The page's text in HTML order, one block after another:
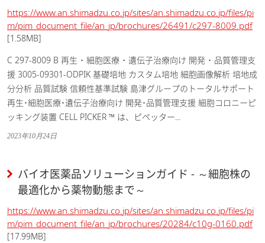
https://www.an.shimadzu.co.jp/sites/an.shimadzu.co.jp/files/pi
m/pim_document_file/an_jp/brochures/26491/c297-8009.pdf
[1.58MB]
C 297-8009 B 再生 ･ 細胞医療 ･ 遺伝子治療向け 開発 ･ 品質管理支
援 3005-09301-ODPIK 基礎培地 カスタム培地 細胞画像解析 培地成
分分析 品質試験 信頼性基準試験 島津グループのトータルサポート
再生･細胞医療･遺伝子治療向け 開発･品質管理支援 細胞コロニーピ
ッキング装置 CELL PICKER ™ は、ピペッター...
2023年10月24日
バイオ医薬品ソリューションガイド - ～細胞株の
最適化から薬物動態まで～
https://www.an.shimadzu.co.jp/sites/an.shimadzu.co.jp/files/pi
m/pim_document_file/an_jp/brochures/20284/c10g-0160.pdf
[17.99MB]